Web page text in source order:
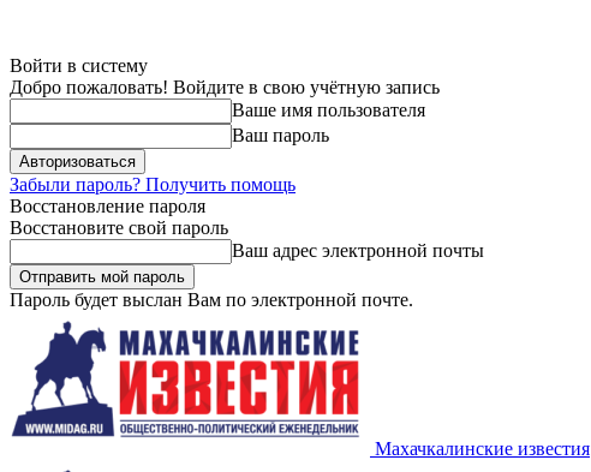
Войти в систему
Добро пожаловать! Войдите в свою учётную запись
Ваше имя пользователя
Ваш пароль
Забыли пароль? Получить помощь
Восстановление пароля
Восстановите свой пароль
Ваш адрес электронной почты
Пароль будет выслан Вам по электронной почте.
Махачкалинские известия